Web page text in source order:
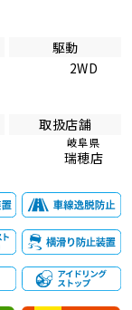
駆動
2WD
取扱店舗
岐阜県
瑞穂店